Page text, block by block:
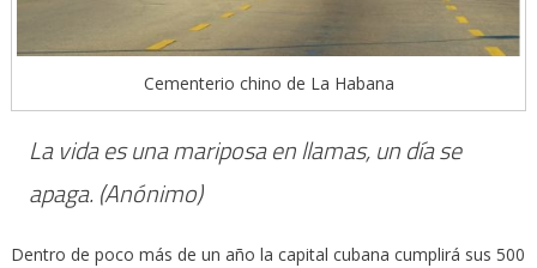
Cementerio chino de La Habana
La vida es una mariposa en llamas, un día se
apaga. (Anónimo)
Dentro de poco más de un año la capital cubana cumplirá sus 500